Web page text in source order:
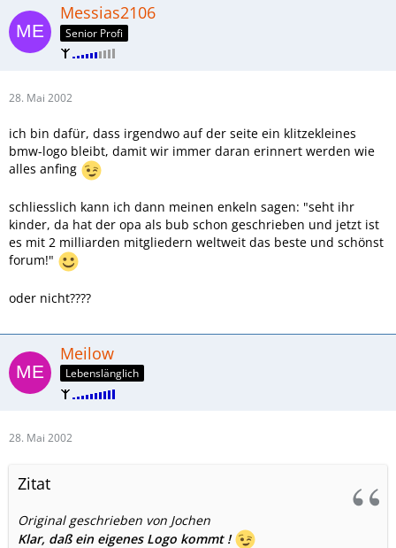
Messias2106
Senior Profi
28. Mai 2002
ich bin dafür, dass irgendwo auf der seite ein klitzekleines
bmw-logo bleibt, damit wir immer daran erinnert werden wie
alles anfing
schliesslich kann ich dann meinen enkeln sagen: "seht ihr
kinder, da hat der opa als bub schon geschrieben und jetzt ist
es mit 2 milliarden mitgliedern weltweit das beste und schönst
forum!"
oder nicht????
Meilow
Lebenslänglich
28. Mai 2002
Zitat
Original geschrieben von Jochen
Klar, daß ein eigenes Logo kommt !